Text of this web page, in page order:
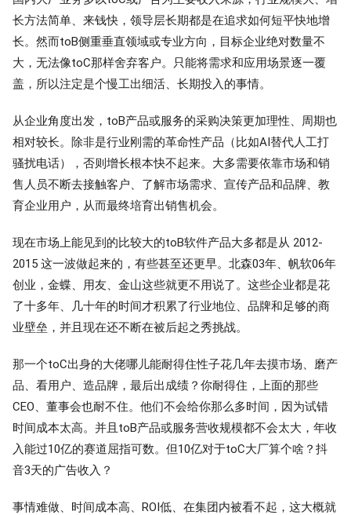
长方法简单、来钱快，领导层长期都是在追求如何短平快地增
长。然而toB侧重垂直领域或专业方向，目标企业绝对数量不
大，无法像toC那样舍弃客户。只能将需求和应用场景逐一覆
盖，所以注定是个慢工出细活、长期投入的事情。
从企业角度出发，toB产品或服务的采购决策更加理性、周期也
相对较长。除非是行业刚需的革命性产品（比如AI替代人工打
骚扰电话），否则增长根本快不起来。大多需要依靠市场和销
售人员不断去接触客户、了解市场需求、宣传产品和品牌、教
育企业用户，从而最终培育出销售机会。
现在市场上能见到的比较大的toB软件产品大多都是从 2012-
2015 这一波做起来的，有些甚至还更早。北森03年、帆软06年
创业，金蝶、用友、金山这些就更不用说了。这些企业都是花
了十多年、几十年的时间才积累了行业地位、品牌和足够的商
业壁垒，并且现在还不断在被后起之秀挑战。
那一个toC出身的大佬哪儿能耐得住性子花几年去摸市场、磨产
品、看用户、造品牌，最后出成绩？你耐得住，上面的那些
CEO、董事会也耐不住。他们不会给你那么多时间，因为试错
时间成本太高。并且toB产品或服务营收规模都不会太大，年收
入能过10亿的赛道屈指可数。但10亿对于toC大厂算个啥？抖
音3天的广告收入？
事情难做、时间成本高、ROI低、在集团内被看不起，这大概就